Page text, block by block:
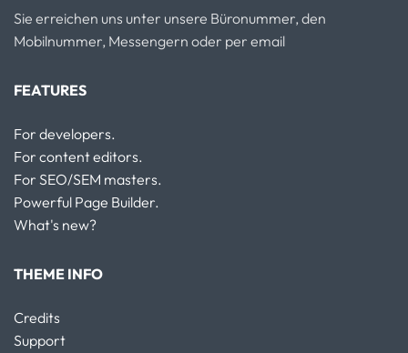
Sie erreichen uns unter unsere Büronummer, den
Mobilnummer, Messengern oder per email
FEATURES
For developers.
For content editors.
For SEO/SEM masters.
Powerful Page Builder.
What's new?
THEME INFO
Credits
Support